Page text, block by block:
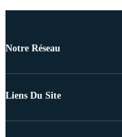
Notre Réseau
Liens Du Site